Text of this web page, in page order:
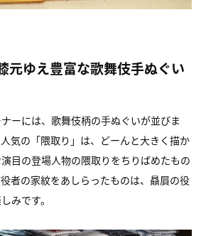
元ゆえ豊富な歌舞伎手ぬぐい
ーには、歌舞伎柄の手ぬぐいが並びま
気の「隈取り」は、どーんと大きく描か
目の登場人物の隈取りをちりばめたもの
者の家紋をあしらったものは、贔屓の役
みです。